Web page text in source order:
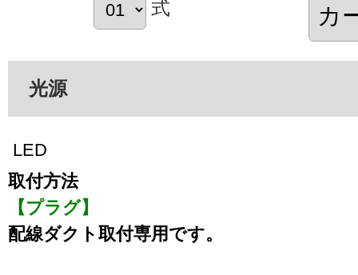
式
光源
LED
取付方法
【プラグ】
配線ダクト取付専用です。